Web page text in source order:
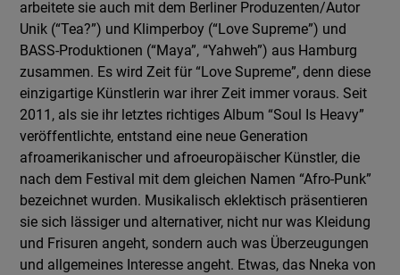
arbeitete sie auch mit dem Berliner Produzenten/Autor
Unik (“Tea?”) und Klimperboy (“Love Supreme”) und
BASS-Produktionen (“Maya”, “Yahweh”) aus Hamburg
zusammen. Es wird Zeit für “Love Supreme”, denn diese
einzigartige Künstlerin war ihrer Zeit immer voraus. Seit
2011, als sie ihr letztes richtiges Album “Soul Is Heavy”
veröffentlichte, entstand eine neue Generation
afroamerikanischer und afroeuropäischer Künstler, die
nach dem Festival mit dem gleichen Namen “Afro-Punk”
bezeichnet wurden. Musikalisch eklektisch präsentieren
sie sich lässiger und alternativer, nicht nur was Kleidung
und Frisuren angeht, sondern auch was Überzeugungen
und allgemeines Interesse angeht. Etwas, das Nneka von